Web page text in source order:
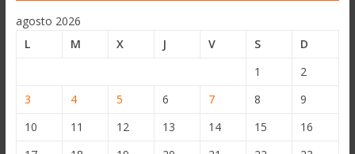
agosto 2026
L
M X J V S
D
1
2
3
4 5 6 7 8
9
10
11 12 13 14 15
16